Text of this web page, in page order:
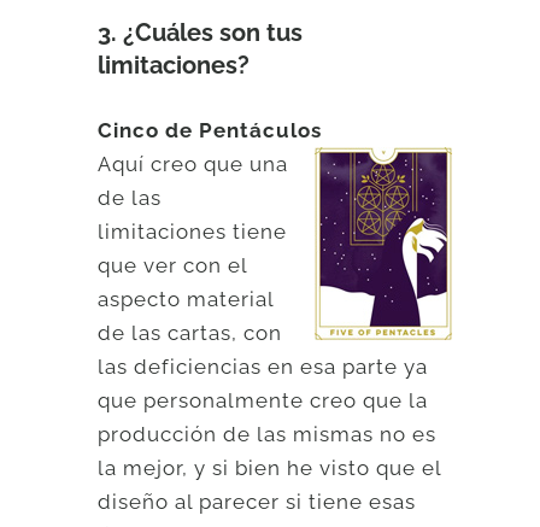
3. ¿Cuáles son tus
limitaciones?
Cinco de Pentáculos
Aquí creo que una
de las
limitaciones tiene
que ver con el
aspecto material
de las cartas, con
las deficiencias en esa parte ya
que personalmente creo que la
producción de las mismas no es
la mejor, y si bien he visto que el
diseño al parecer si tiene esas